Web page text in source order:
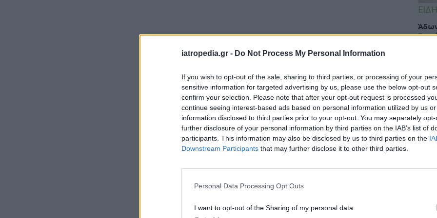
iatropedia.gr - Do Not Process My Personal Information
If you wish to opt-out of the sale, sharing to third parties, or processing of your
sensitive information for targeted advertising by us, please use the below opt-out
confirm your selection. Please note that after your opt-out request is processed
continue seeing interest-based ads based on personal information utilized by us
information disclosed to third parties prior to your opt-out. You may separately
further disclosure of your personal information by third parties on the IAB’s list of
participants. This information may also be disclosed by us to third parties on the
Downstream Participants that may further disclose it to other third parties.
Personal Data Processing Opt Outs
I want to opt-out of the Sharing of my personal data.
Πώς